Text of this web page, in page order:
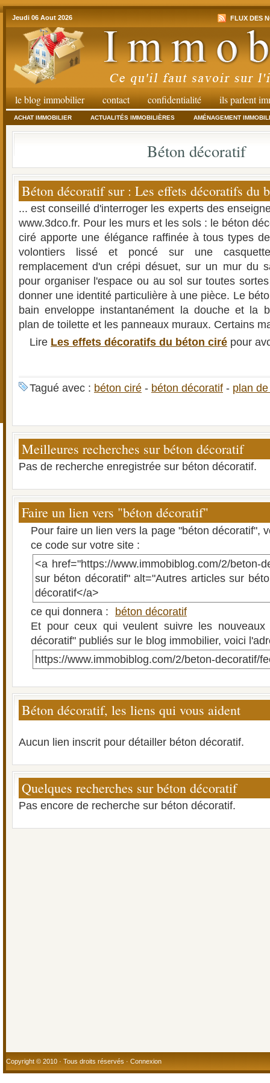
Jeudi 06 Aout 2026 FLUX DES
le blog immobilier contact confidentialité ils parlent
ACHAT IMMOBILIER ACTUALITÉS IMMOBILIÈRES AMÉNAGEMENT
Béton décoratif
Béton décoratif sur : Les effets décoratifs du
... est conseillé d'interroger les experts des
www.3dco.fr. Pour les murs et les sols : le béton
ciré apporte une élégance raffinée à tous types
volontiers lissé et poncé sur une
remplacement d'un crépi désuet, sur un mur du
pour organiser l'espace ou au sol sur toutes
donner une identité particulière à une pièce. Le
bain enveloppe instantanément la douche et la
plan de toilette et les panneaux muraux. Certains
Lire Les effets décoratifs du béton ciré pour
Tagué avec : béton ciré - béton décoratif - plan
Meilleures recherches sur béton décoratif
Pas de recherche enregistrée sur béton décoratif.
Faire un lien vers "béton décoratif"
Pour faire un lien vers la page "béton décoratif",
ce code sur votre site :
<a href="https://www.immobiblog.com/2/beton-
sur béton décoratif" alt="Autres articles sur
décoratif</a>
ce qui donnera :
béton décoratif
Et pour ceux qui veulent suivre les nouveaux
décoratif" publiés sur le blog immobilier, voici
https://www.immobiblog.com/2/beton-decoratif/
Béton décoratif, les liens qui vous aident
Aucun lien inscrit pour détailler béton décoratif.
Quelques recherches sur béton décoratif
Pas encore de recherche sur béton décoratif.
Copyright © 2010 · Tous droits réservés · Connexion